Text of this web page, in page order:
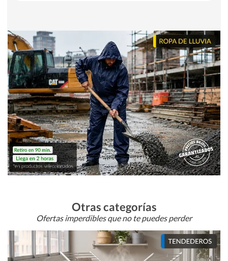
Otras categorías
Ofertas imperdibles que no te puedes perder